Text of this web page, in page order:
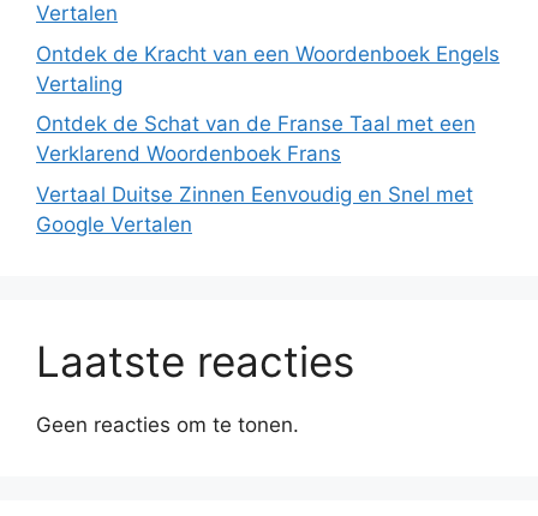
Vertalen
Ontdek de Kracht van een Woordenboek Engels
Vertaling
Ontdek de Schat van de Franse Taal met een
Verklarend Woordenboek Frans
Vertaal Duitse Zinnen Eenvoudig en Snel met
Google Vertalen
Laatste reacties
Geen reacties om te tonen.